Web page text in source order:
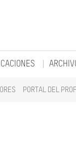
PORTAL DEL